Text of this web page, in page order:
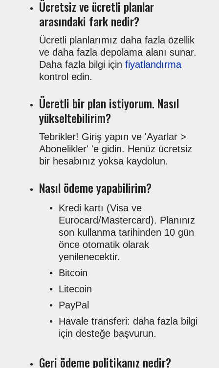
Ücretsiz ve ücretli planlar
arasındaki fark nedir?
Ücretli planlarımız daha fazla özellik
ve daha fazla depolama alanı sunar.
Daha fazla bilgi için fiyatlandırma
kontrol edin.
Ücretli bir plan istiyorum. Nasıl
yükseltebilirim?
Tebrikler! Giriş yapın ve 'Ayarlar >
Abonelikler' 'e gidin. Henüz ücretsiz
bir hesabınız yoksa kaydolun.
Nasıl ödeme yapabilirim?
Kredi kartı (Visa ve
Eurocard/Mastercard). Planınız
son kullanma tarihinden 10 gün
önce otomatik olarak
yenilenecektir.
Bitcoin
Litecoin
PayPal
Havale transferi: daha fazla bilgi
için desteğe başvurun.
Geri ödeme politikanız nedir?